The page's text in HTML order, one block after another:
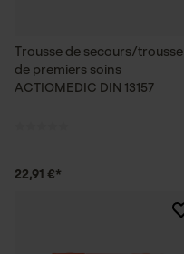
Trousse de secours/trousse
de premiers soins
ACTIOMEDIC DIN 13157
22,91 €*